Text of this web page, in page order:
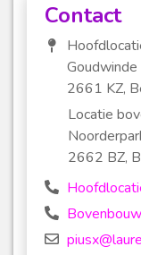
Contact
Goudwinde
2661 KZ,
Locatie
2662 BZ,